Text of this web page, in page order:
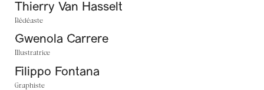
Thierry Van Hasselt
Bédéaste
Gwenola Carrere
Illustratrice
Filippo Fontana
Graphiste